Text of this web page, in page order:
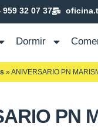
959 32 07 37
Dormir
»ANIVERSARIO PN
PN